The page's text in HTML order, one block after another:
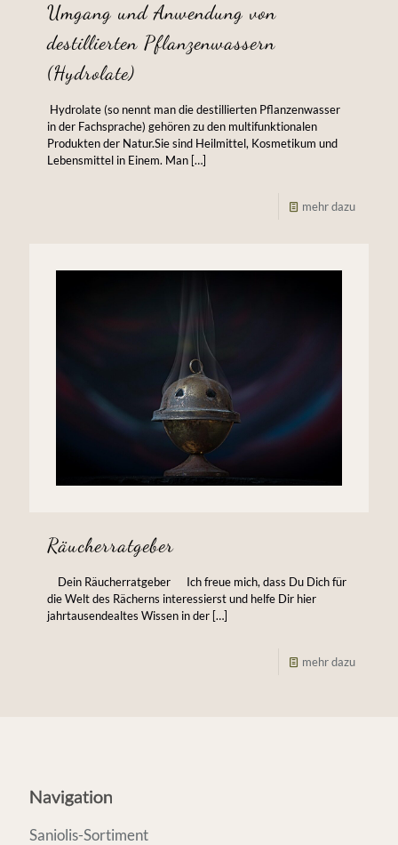
Umgang und Anwendung von
destillierten Pflanzenwassern
(Hydrolate)
‌ Hydrolate (so nennt man die destillierten Pflanzenwasser
in der Fachsprache) gehören zu den multifunktionalen
Produkten der Natur.Sie sind Heilmittel, Kosmetikum und
Lebensmittel in Einem. Man […]
mehr dazu
Räucherratgeber
Dein Räucherratgeber Ich freue mich, dass Du Dich für
die Welt des Rächerns interessierst und helfe Dir hier
jahrtausendealtes Wissen in der […]
mehr dazu
Navigation
Saniolis-Sortiment